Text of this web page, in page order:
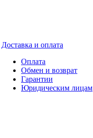
Доставка и оплата
Оплата
Обмен и возврат
Гарантии
Юридическим лицам